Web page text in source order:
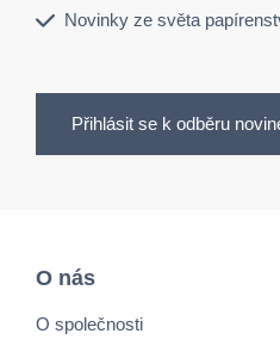
Novinky ze světa
Přihlásit se k odběru
O nás
O společnosti